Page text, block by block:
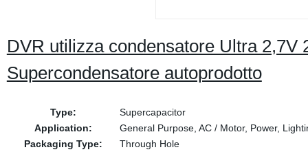
DVR utilizza condensatore Ultra 2,7V
Supercondensatore autoprodotto
Type:
Supercapacitor
Application:
General Purpose, AC / Motor, Power,
Packaging Type:
Through Hole